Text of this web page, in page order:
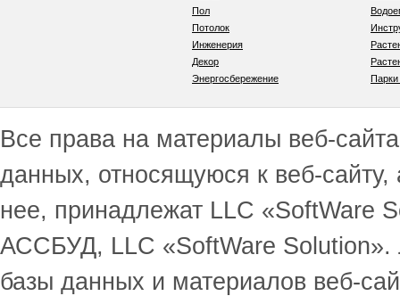
Пол
Потолок
Инженерия
Декор
Энергосбережение
Все права на материалы веб-
данных, относящуюся к веб-
нее, принадлежат LLC
АССБУД, LLC «SoftWare Solution».
базы данных и материалов веб-